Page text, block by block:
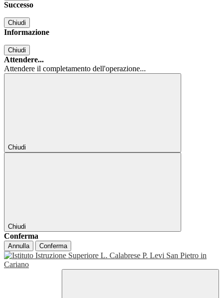
Successo
Chiudi
Informazione
Chiudi
Attendere...
Attendere il completamento dell'operazione...
Chiudi
Chiudi
Conferma
Annulla Conferma